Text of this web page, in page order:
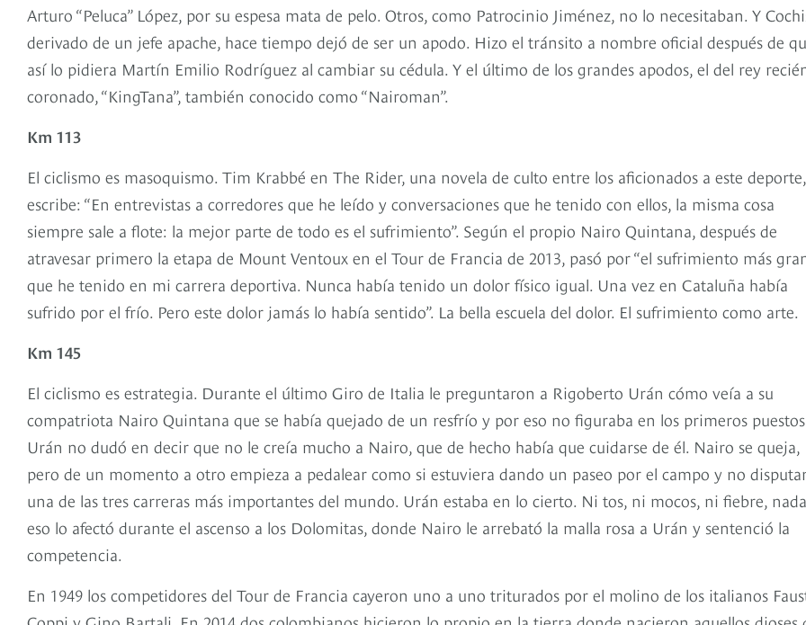
Arturo “Peluca” López, por su espesa mata de pelo. Otros, como Patrocinio Jiménez, no lo necesitaban. Y
derivado de un jefe apache, hace tiempo dejó de ser un apodo. Hizo el tránsito a nombre oficial después de
así lo pidiera Martín Emilio Rodríguez al cambiar su cédula. Y el último de los grandes apodos, el del rey
coronado, “KingTana”, también conocido como “Nairoman”.
Km 113
El ciclismo es masoquismo. Tim Krabbé en The Rider, una novela de culto entre los aficionados a este deporte,
escribe: “En entrevistas a corredores que he leído y conversaciones que he tenido con ellos, la misma cosa
siempre sale a flote: la mejor parte de todo es el sufrimiento”. Según el propio Nairo Quintana, después de
atravesar primero la etapa de Mount Ventoux en el Tour de Francia de 2013, pasó por “el sufrimiento más
que he tenido en mi carrera deportiva. Nunca había tenido un dolor físico igual. Una vez en Cataluña había
sufrido por el frío. Pero este dolor jamás lo había sentido”. La bella escuela del dolor. El sufrimiento como arte.
Km 145
El ciclismo es estrategia. Durante el último Giro de Italia le preguntaron a Rigoberto Urán cómo veía a su
compatriota Nairo Quintana que se había quejado de un resfrío y por eso no figuraba en los primeros
Urán no dudó en decir que no le creía mucho a Nairo, que de hecho había que cuidarse de él. Nairo se queja,
pero de un momento a otro empieza a pedalear como si estuviera dando un paseo por el campo y no
una de las tres carreras más importantes del mundo. Urán estaba en lo cierto. Ni tos, ni mocos, ni fiebre,
eso lo afectó durante el ascenso a los Dolomitas, donde Nairo le arrebató la malla rosa a Urán y sentenció la
competencia.
En 1949 los competidores del Tour de Francia cayeron uno a uno triturados por el molino de los italianos